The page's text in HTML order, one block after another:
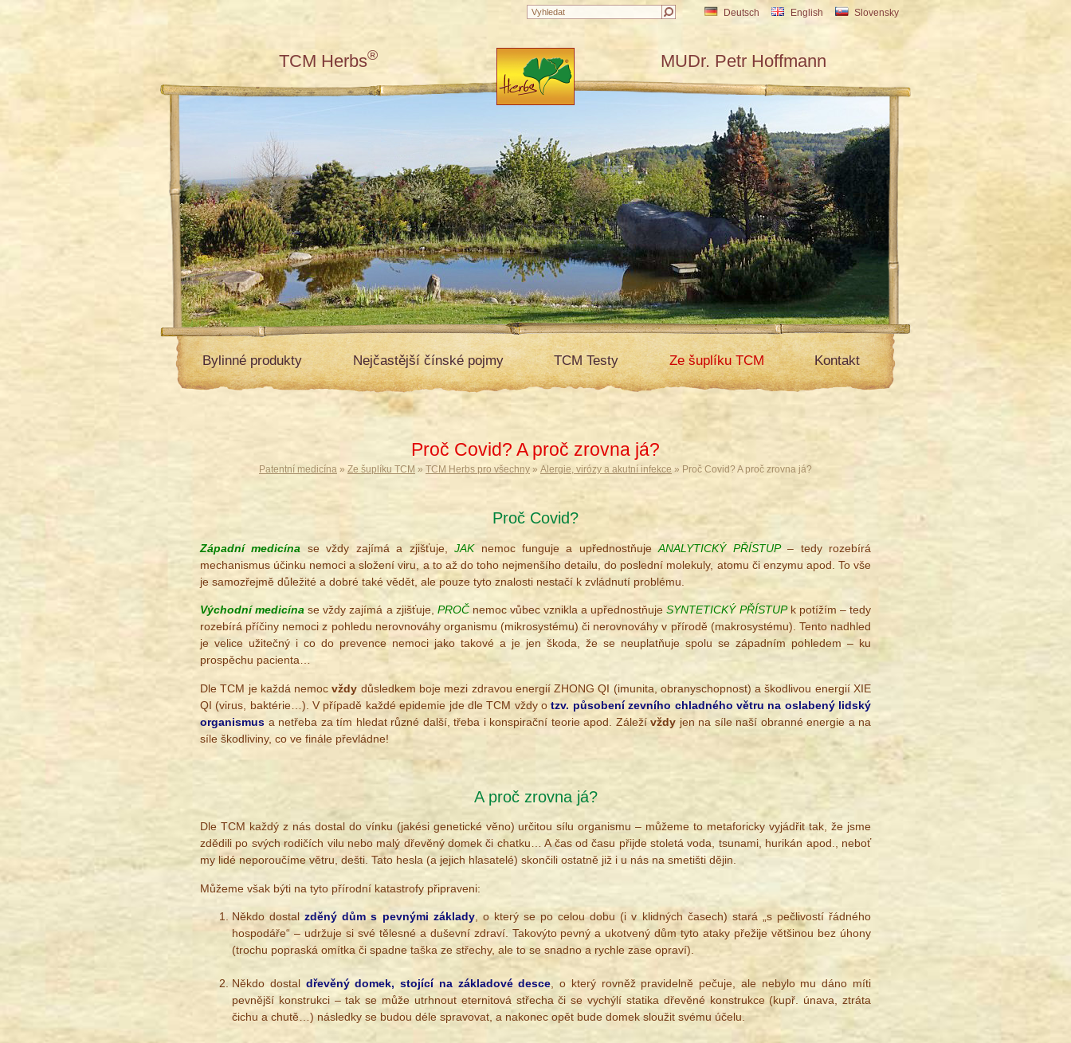
Deutsch English Slovensky
TCM Herbs® MUDr. Petr Hoffmann
Bylinné produkty Nejčastější čínské pojmy TCM Testy Ze šuplíku TCM Kontakt
Proč Covid? A proč zrovna já?
Patentní medicína » Ze šuplíku TCM » TCM Herbs pro všechny » Alergie, virózy a akutní infekce » Proč Covid? A proč zrovna já?
Proč Covid?
Západní medicína se vždy zajímá a zjišťuje,JAKnemoc funguje a upřednostňujeANALYTICKÝ PŘÍSTUP– tedy rozebírá
mechanismus účinku nemoci a složení viru, a to až do toho nejmenšího detailu, do poslední molekuly, atomu či enzymu apod. To vše
je samozřejmě důležité a dobré také vědět, ale pouze tyto znalosti nestačí k zvládnutí problému.
Východní medicína se vždy zajímá a zjišťuje, PROČ nemoc vůbec vznikla a upřednostňujeSYNTETICKÝ PŘÍSTUPk potížím – tedy
rozebírá příčiny nemoci z pohledu nerovnováhy organismu (mikrosystému) či nerovnováhy v přírodě (makrosystému). Tento nadhled
je velice užitečný i co do prevence nemoci jako takové a je jen škoda, že se neuplatňuje spolu se západním pohledem – ku
prospěchu pacienta…
Dle TCM je každá nemocvždy důsledkem boje mezi zdravou energií ZHONG QI (imunita, obranyschopnost) a škodlivou energií XIE
QI (virus, baktérie…). V případě každé epidemie jde dle TCM vždy otzv. působení zevního chladného větru na oslabený lidský
organismus a netřeba za tím hledat různé další, třeba i konspirační teorie apod. Záleží vždy jen na síle naší obranné energie a na
síle škodliviny, co ve finále převládne!
A proč zrovna já?
Dle TCM každý z nás dostal do vínku (jakési genetické věno) určitou sílu organismu – můžeme to metaforicky vyjádřit tak, že jsme
zdědili po svých rodičích vilu nebo malý dřevěný domek či chatku… A čas od času přijde stoletá voda, tsunami, hurikán apod., neboť
my lidé neporoučíme větru, dešti. Tato hesla (a jejich hlasatelé) skončili ostatně již i u nás na smetišti dějin.
Můžeme však býti na tyto přírodní katastrofy připraveni:
Někdo dostalzděný dům s pevnými základy, o který se po celou dobu (i v klidných časech) stará „s pečlivostí řádného
hospodáře“ – udržuje si své tělesné a duševní zdraví. Takovýto pevný a ukotvený dům tyto ataky přežije většinou bez úhony
(trochu popraská omítka či spadne taška ze střechy, ale to se snadno a rychle zase opraví).
Někdo dostal dřevěný domek, stojící na základové desce , o který rovněž pravidelně pečuje, ale nebylo mu dáno míti
pevnější konstrukci – tak se může utrhnout eternitová střecha či se vychýlí statika dřevěné konstrukce (kupř. únava, ztráta
čichu a chutě…) následky se budou déle spravovat, a nakonec opět bude domek sloužit svému účelu.